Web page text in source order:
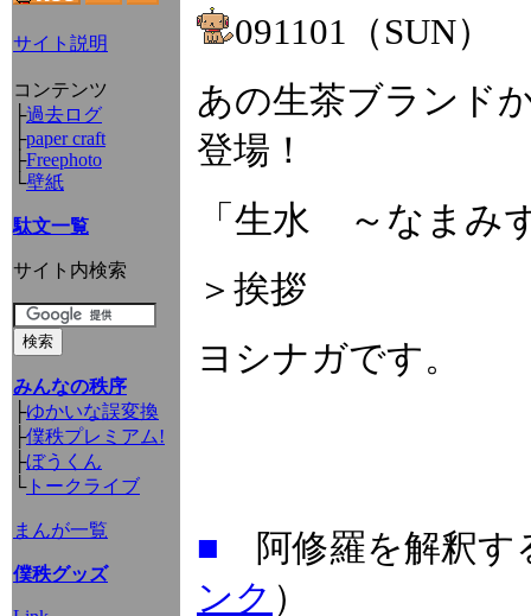
サイト説明
コンテンツ
├過去ログ
├paper craft
├Freephoto
└壁紙
駄文一覧
サイト内検索
みんなの秩序
├ゆかいな誤変換
├僕秩プレミアム!
├ぼうくん
└トークライブ
まんが一覧
僕秩グッズ
091101（SUN）
あの生茶ブランド
登場！
「生水 ～なまみ
＞挨拶
ヨシナガです。
■ 阿修羅を解
ンク ）